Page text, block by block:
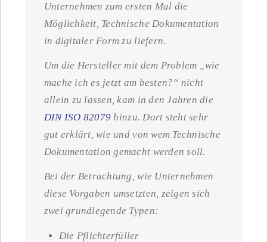
Unternehmen zum ersten Mal die
Möglichkeit, Technische Dokumentation
in digitaler Form zu liefern.
Um die Hersteller mit dem Problem „wie
mache ich es jetzt am besten?“ nicht
allein zu lassen, kam in den Jahren die
DIN ISO 82079 hinzu. Dort steht sehr
gut erklärt, wie und von wem Technische
Dokumentation gemacht werden soll.
Bei der Betrachtung, wie Unternehmen
diese Vorgaben umsetzten, zeigen sich
zwei grundlegende Typen:
Die Pflichterfüller